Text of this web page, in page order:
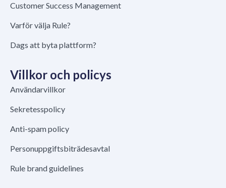
Customer Success Management
Varför välja Rule?
Dags att byta plattform?
Villkor och policys
Användarvillkor
Sekretesspolicy
Anti-spam policy
Personuppgiftsbiträdesavtal
Rule brand guidelines